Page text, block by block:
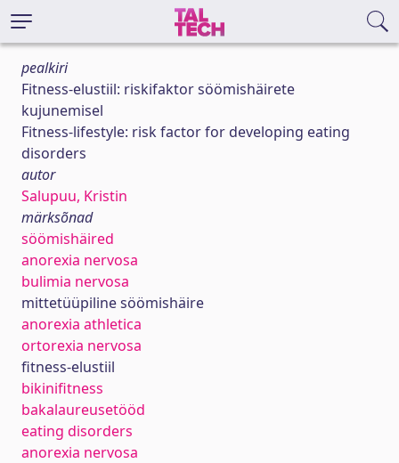
pealkiri
Fitness-elustiil: riskifaktor söömishäirete
kujunemisel
Fitness-lifestyle: risk factor for developing eating
disorders
autor
Salupuu, Kristin
märksõnad
söömishäired
anorexia nervosa
bulimia nervosa
mittetüüpiline söömishäire
anorexia athletica
ortorexia nervosa
fitness-elustiil
bikinifitness
bakalaureusetööd
eating disorders
anorexia nervosa